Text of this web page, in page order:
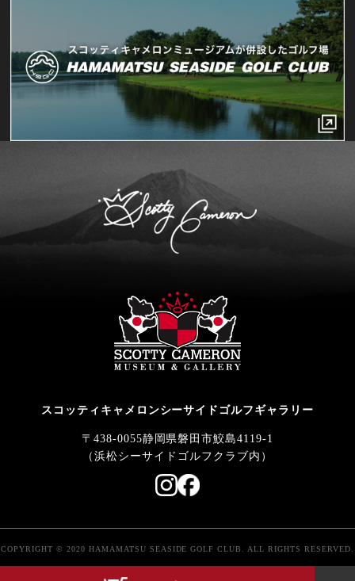
スコッティキャメロンシーサイドゴルフギャラリー
〒438-0055静岡県磐田市鮫島4119-1
（浜松シーサイドゴルフクラブ内）
COPYRIGHT © 2020 HAMAMATSU SEASIDE GOLF CLUB. ALL RIGHTS RESERVED.